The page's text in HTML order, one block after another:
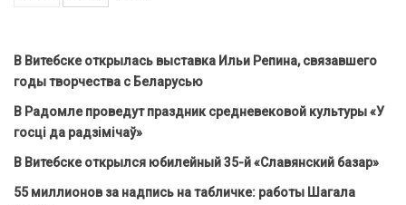
В Витебске открылась выставка Ильи Репина, связавшего
годы творчества с Беларусью
В Радомле проведут праздник средневековой культуры «У
госці да радзімічаў»
В Витебске открылся юбилейный 35-й «Славянский базар»
55 миллионов за надпись на табличке: работы Шагала